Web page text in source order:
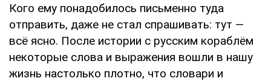
Кого ему понадобилось письменно туда
отправить, даже не стал спрашивать: тут —
всё ясно. После истории с русским кораблём
некоторые слова и выражения вошли в нашу
жизнь настолько плотно, что словари и